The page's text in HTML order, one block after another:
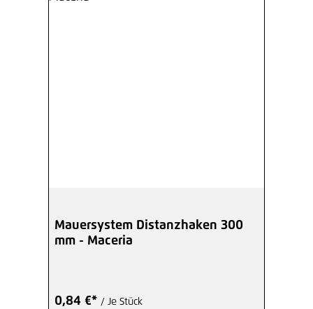
Mauersystem Distanzhaken 300
mm - Maceria
0,84 €* / Je Stück